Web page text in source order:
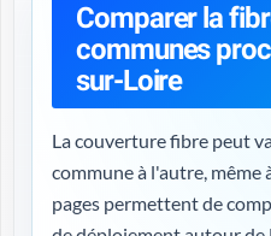
Comparer la
communes
sur-Loire
La couverture fibre peut
commune à l'autre, même
pages permettent de